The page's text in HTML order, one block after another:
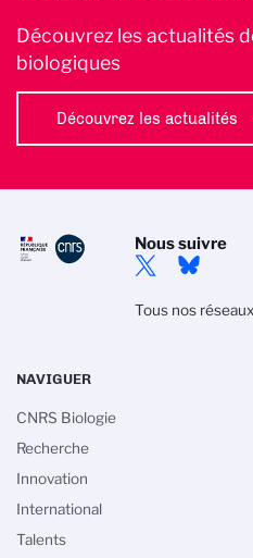
Découvrez les actualités
biologiques
Découvrez les actualités
Nous suivre
Tous nos
NAVIGUER
CNRS Biologie
Recherche
Innovation
International
Talents